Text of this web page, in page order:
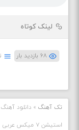
لینک کوتاه
۶۸ بازدید بار
تک آهنگ »دانلود
استیشن ۷ میکس عربی